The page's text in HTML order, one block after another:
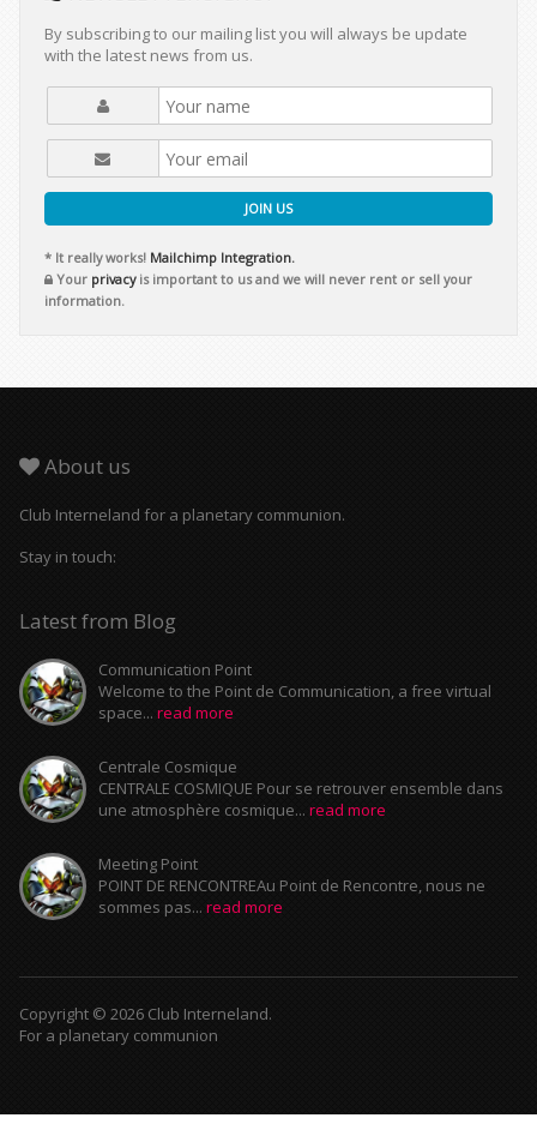
By subscribing to our mailing list you will always be update
with the latest news from us.
JOIN US
* It really works! Mailchimp Integration.
Your privacyis important to us and we will never rent or sell your
information.
About us
Club Interneland for a planetary communion.
Stay in touch:
Latest from Blog
Communication Point
Welcome to the Point de Communication, a free virtual
space... read more
Centrale Cosmique
CENTRALE COSMIQUE Pour se retrouver ensemble dans
une atmosphère cosmique... read more
Meeting Point
POINT DE RENCONTREAu Point de Rencontre, nous ne
sommes pas... read more
Copyright © 2026 Club Interneland.
For a planetary communion